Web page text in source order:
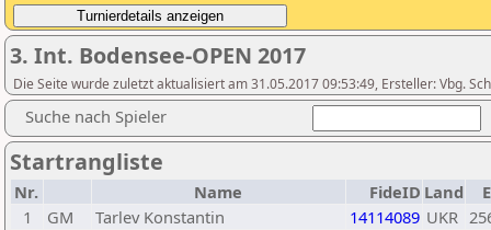
3. Int. Bodensee-OPEN 2017
Die Seite wurde zuletzt aktualisiert am 31.05.2017 09:53:49, Ersteller: Vbg.
Suche nach Spieler
Startrangliste
Nr. Name FideID Land
1
GM Tarlev Konstantin 14114089 UKR